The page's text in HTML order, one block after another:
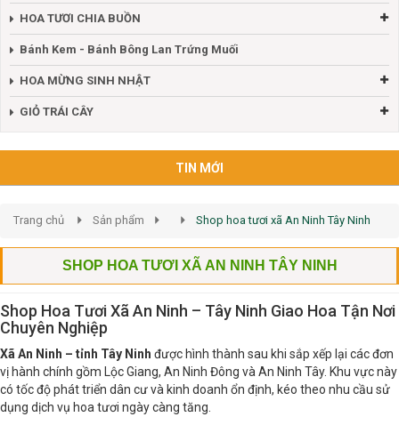
HOA TƯƠI CHIA BUỒN
Bánh Kem - Bánh Bông Lan Trứng Muối
HOA MỪNG SINH NHẬT
GIỎ TRÁI CÂY
TIN MỚI
Trang chủ Sản phẩm Shop hoa tươi xã An Ninh Tây Ninh
SHOP HOA TƯƠI XÃ AN NINH TÂY NINH
Shop Hoa Tươi Xã An Ninh – Tây Ninh Giao Hoa Tận Nơi
Chuyên Nghiệp
Xã An Ninh – tỉnh Tây Ninh được hình thành sau khi sắp xếp lại các đơn
vị hành chính gồm Lộc Giang, An Ninh Đông và An Ninh Tây. Khu vực này
có tốc độ phát triển dân cư và kinh doanh ổn định, kéo theo nhu cầu sử
dụng dịch vụ hoa tươi ngày càng tăng.